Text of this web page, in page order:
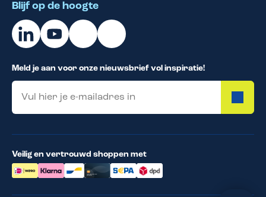
Veilig en vertrouwd shoppen met
Blijf op de hoogte
Meld je aan voor onze nieuwsbrief vol inspiratie!
Email